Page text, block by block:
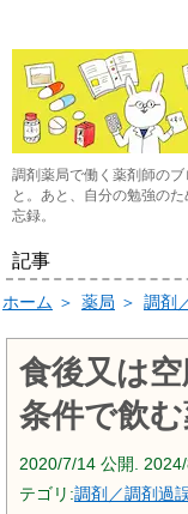
調剤薬局で働く薬剤師の
と。あと、自分の勉強の
忘録。
記事
ホーム ＞ 薬局 ＞ 調剤
食後又は
条件で飲
2020/7/14 公開.
テゴリ:調剤／調剤過